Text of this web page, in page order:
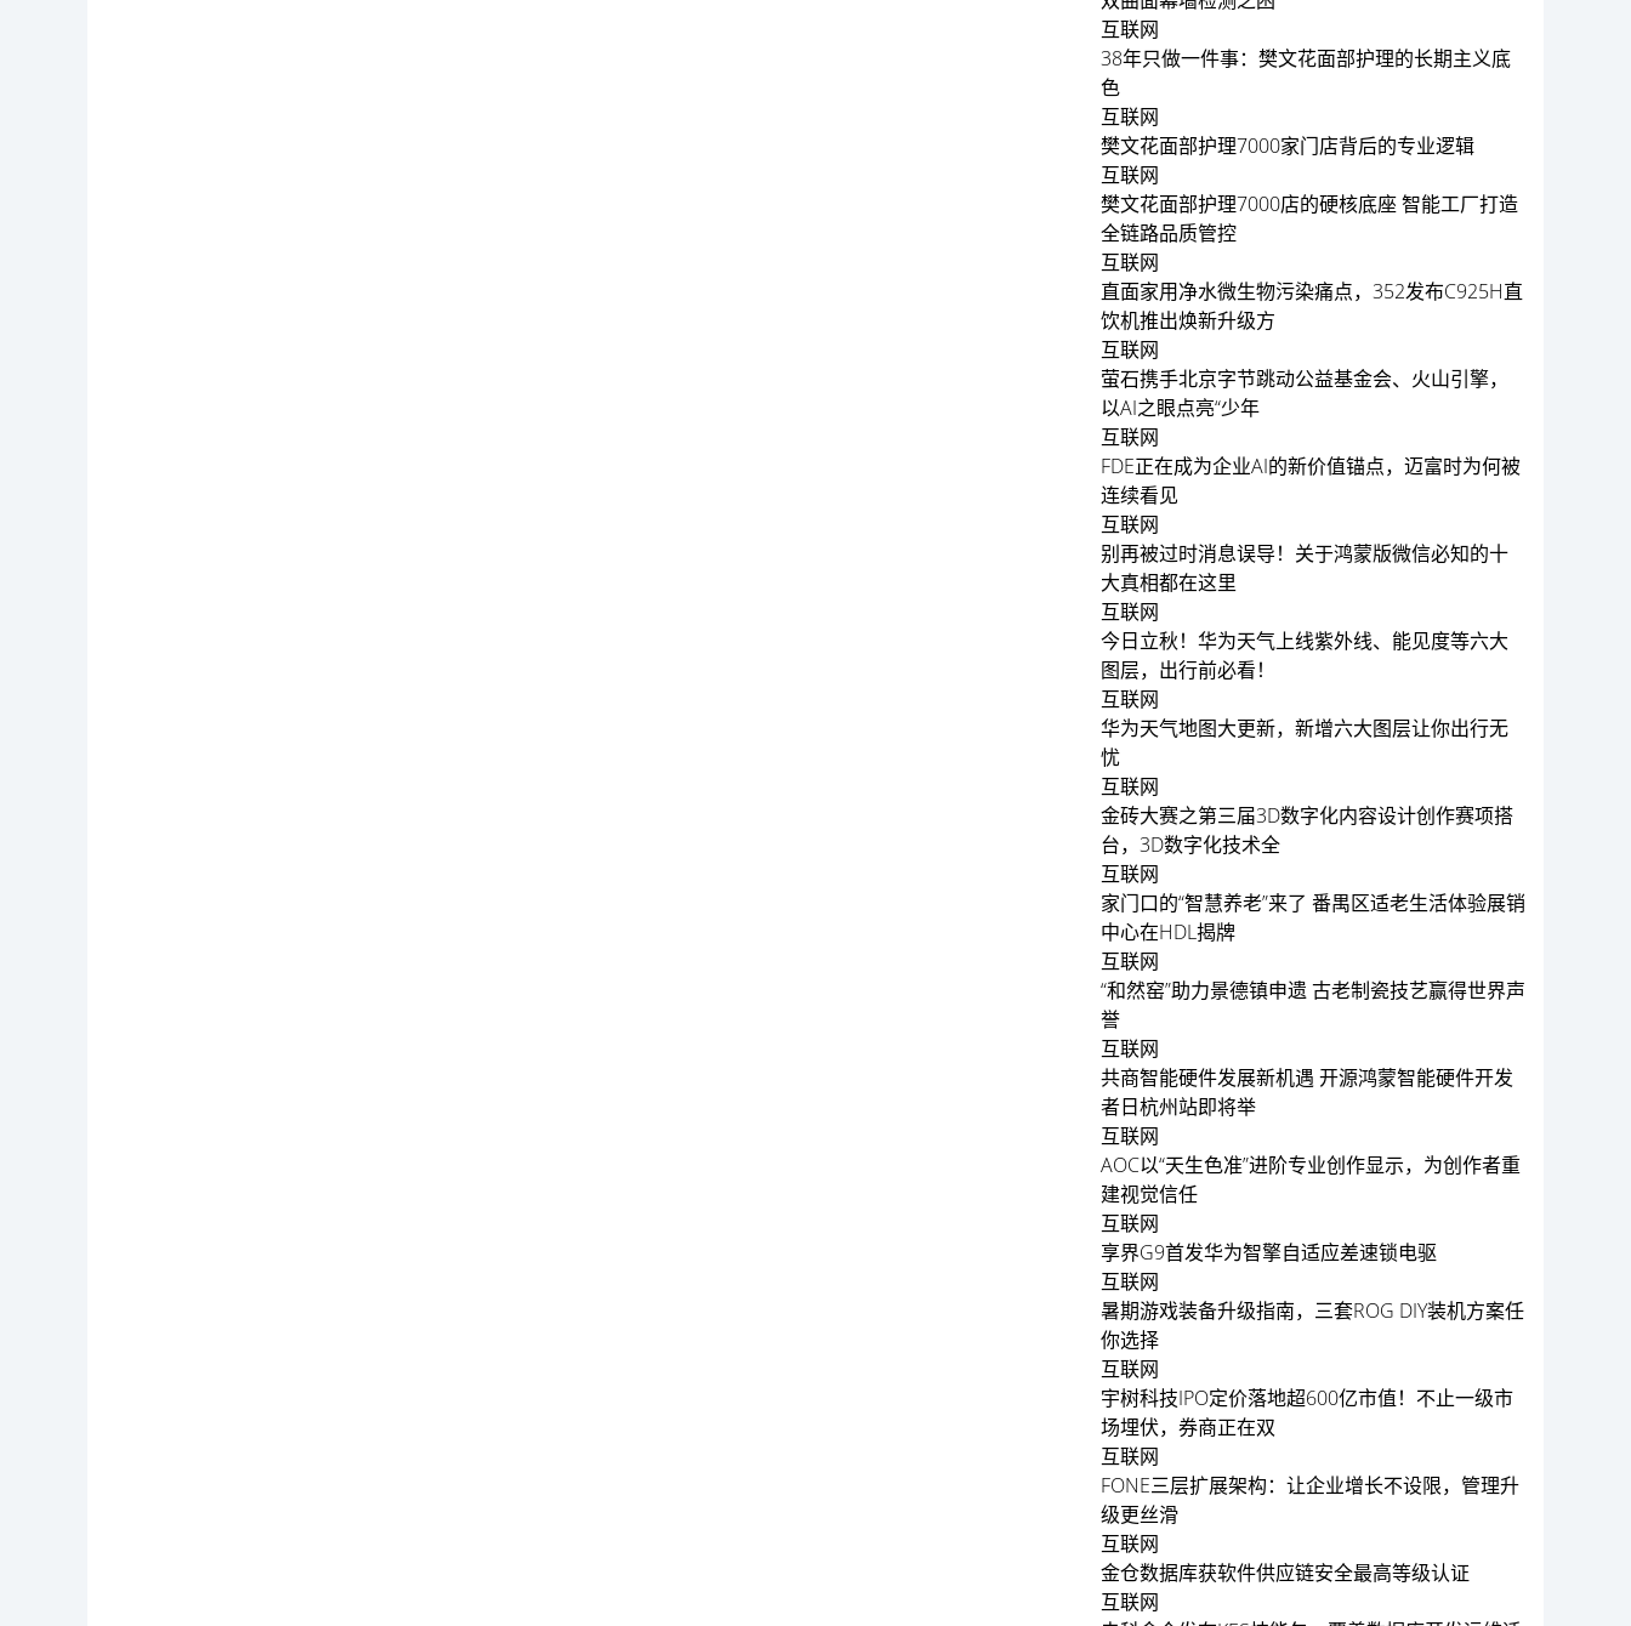
互联网
38年只做一件事：樊文花面部护理的长期主义底
色
互联网
樊文花面部护理7000家门店背后的专业逻辑
互联网
樊文花面部护理7000店的硬核底座 智能工厂打造
全链路品质管控
互联网
直面家用净水微生物污染痛点，352发布C925H直
饮机推出焕新升级方
互联网
萤石携手北京字节跳动公益基金会、火山引擎，
以AI之眼点亮“少年
互联网
FDE正在成为企业AI的新价值锚点，迈富时为何被
连续看见
互联网
别再被过时消息误导！关于鸿蒙版微信必知的十
大真相都在这里
互联网
今日立秋！华为天气上线紫外线、能见度等六大
图层，出行前必看！
互联网
华为天气地图大更新，新增六大图层让你出行无
忧
互联网
金砖大赛之第三届3D数字化内容设计创作赛项搭
台，3D数字化技术全
互联网
家门口的“智慧养老”来了 番禺区适老生活体验展销
中心在HDL揭牌
互联网
“和然窑”助力景德镇申遗 古老制瓷技艺赢得世界声
誉
互联网
共商智能硬件发展新机遇 开源鸿蒙智能硬件开发
者日杭州站即将举
互联网
AOC以“天生色准”进阶专业创作显示，为创作者重
建视觉信任
互联网
享界G9首发华为智擎自适应差速锁电驱
互联网
暑期游戏装备升级指南，三套ROG DIY装机方案任
你选择
互联网
宇树科技IPO定价落地超600亿市值！不止一级市
场埋伏，券商正在双
互联网
FONE三层扩展架构：让企业增长不设限，管理升
级更丝滑
互联网
金仓数据库获软件供应链安全最高等级认证
互联网